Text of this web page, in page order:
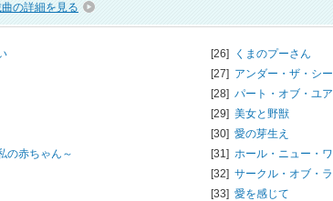
の詳細を見る
の赤ちゃん～
[26]
くまのプーさん
[27] アンダー・ザ・シー
[28] パート・オブ・ユ
[29] 美女と野獣
[30] 愛の芽生え
[31] ホール・ニュー・
[32] サークル・オブ・
[33] 愛を感じて